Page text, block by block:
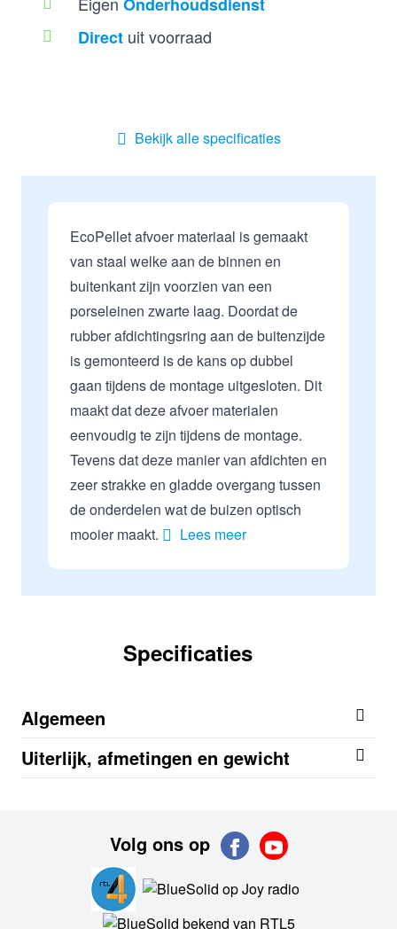
Direct uit voorraad
Bekijk alle specificaties
EcoPellet afvoer materiaal is gemaakt
van staal welke aan de binnen en
buitenkant zijn voorzien van een
porseleinen zwarte laag. Doordat de
rubber afdichtingsring aan de buitenzijde
is gemonteerd is de kans op dubbel
gaan tijdens de montage uitgesloten. Dit
maakt dat deze afvoer materialen
eenvoudig te zijn tijdens de montage.
Tevens dat deze manier van afdichten en
zeer strakke en gladde overgang tussen
de onderdelen wat de buizen optisch
mooier maakt.
Lees meer
Specificaties
Algemeen
Uiterlijk, afmetingen en gewicht
Volg ons op